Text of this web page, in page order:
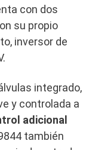
con dos
su propio
inversor de
integrado,
y controlada a
adicional
también